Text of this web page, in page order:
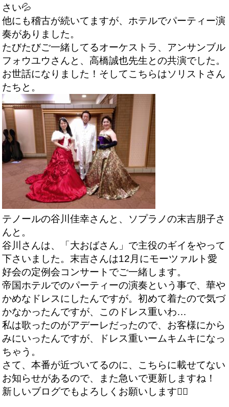
さい💦
他にも稽古が続いてますが、ホテルでパーティー演
奏がありました。
たびたびご一緒してるオーケストラ、アンサンブル
フォウユウさんと、高橋誠也先生との共演でした。
お世話になりました！そしてこちらはソリストさん
たちと。
テノールの谷川佳幸さんと、ソプラノの末吉朋子さ
んと。
谷川さんは、「大おばさん」で主役のギイをやって
下さいました。末吉さんは12月にモーツァルト愛
好会の定例会コンサートでご一緒します。
帝国ホテルでのパーティーの演奏という事で、華や
かめなドレスにしたんですが。初めて着たので気づ
かなかったんですが、このドレス重いわ…
私は歌ったのがアデーレだったので、お客様にから
みにいったんですが、ドレス重いームキムキになっ
ちゃう。
さて、本番が近づいてるのに、こちらに載せてない
お知らせがあるので、また急いで更新しますね！
新しいブログでもよろしくお願いします🙇‍♀️